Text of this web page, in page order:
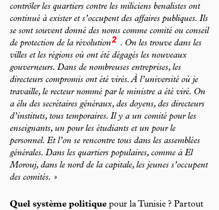
contrôler les quartiers contre les miliciens benalistes ont
continué à exister et s’occupent des affaires publiques. Ils
se sont souvent donné des noms comme comité ou conseil
de protection de la révolution2 . On les trouve dans les
villes et les régions où ont été dégagés les nouveaux
gouverneurs. Dans de nombreuses entreprises, les
directeurs compromis ont été virés. À l’université où je
travaille, le recteur nommé par le ministre a été viré. On
a élu des secrétaires généraux, des doyens, des directeurs
d’instituts, tous temporaires. Il y a un comité pour les
enseignants, un pour les étudiants et un pour le
personnel. Et l’on se rencontre tous dans les assemblées
générales. Dans les quartiers populaires, comme à El
Morouj, dans le nord de la capitale, les jeunes s’occupent
des comités. »
Quel système politique pour la Tunisie ? Partout